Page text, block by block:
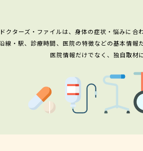
ドクターズ・ファイルは、身体の症状・悩みに合
線・駅、診療時間、医院の特徴などの基本情
医院情報だけでなく、独自取材